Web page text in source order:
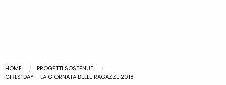
HOME
PROGETTI SOSTENUTI
GIRLS’ DAY – LA GIORNATA DELLE RAGAZZE 2018